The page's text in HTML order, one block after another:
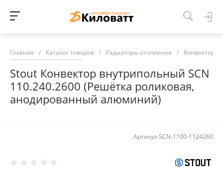
Главная / Каталог товаров / Радиаторы отопления / Конвекторы
Stout Конвектор внутрипольный SCN
110.240.2600 (Решётка роликовая,
анодированный алюминий)
Артикул SCN-1100-1124260